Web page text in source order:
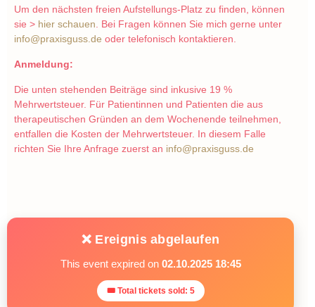
Um den nächsten freien Aufstellungs-Platz zu finden, können
sie > hier schauen . Bei Fragen können Sie mich gerne unter
info@praxisguss.de oder telefonisch kontaktieren.
Anmeldung:
Die unten stehenden Beiträge sind inkusive 19 %
Mehrwertsteuer. Für Patientinnen und Patienten die aus
therapeutischen Gründen an dem Wochenende teilnehmen,
entfallen die Kosten der Mehrwertsteuer. In diesem Falle
richten Sie Ihre Anfrage zuerst an info@praxisguss.de
❌ Ereignis abgelaufen
This event expired on 02.10.2025 18:45
🎟 Total tickets sold: 5